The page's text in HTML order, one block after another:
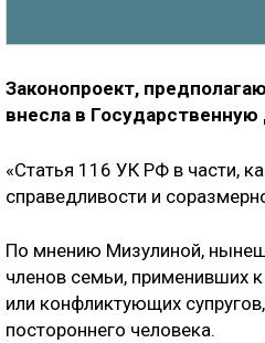
Законопроект,
внесла в
«Статья 116 УК РФ в части,
справедливости и
По мнению Мизулиной,
членов семьи, применивших
или конфликтующих
постороннего человека.